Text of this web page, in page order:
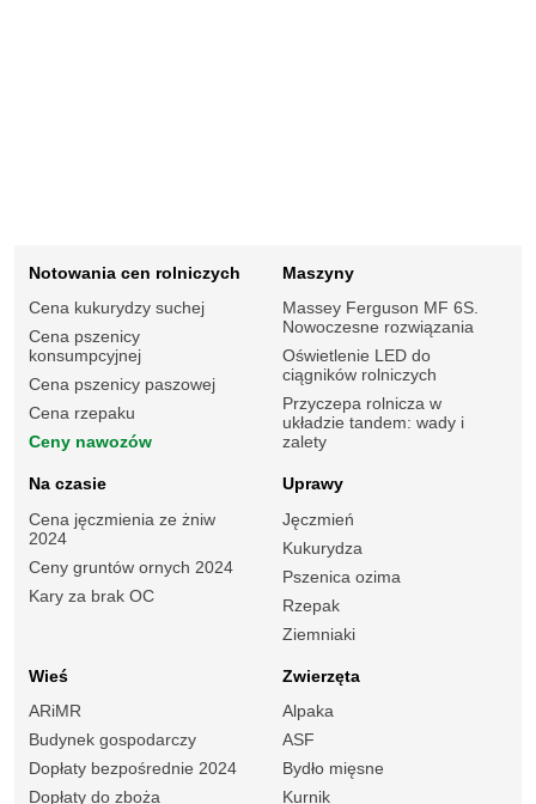
Notowania cen rolniczych
Cena kukurydzy suchej
Cena pszenicy
konsumpcyjnej
Cena pszenicy paszowej
Cena rzepaku
Ceny nawozów
Maszyny
Massey Ferguson MF 6S.
Nowoczesne rozwiązania
Oświetlenie LED do
ciągników rolniczych
Przyczepa rolnicza w
układzie tandem: wady i
zalety
Na czasie
Cena jęczmienia ze żniw
2024
Ceny gruntów ornych 2024
Kary za brak OC
Uprawy
Jęczmień
Kukurydza
Pszenica ozima
Rzepak
Ziemniaki
Wieś
ARiMR
Budynek gospodarczy
Dopłaty bezpośrednie 2024
Dopłaty do zboża
Zwierzęta
Alpaka
ASF
Bydło mięsne
Kurnik